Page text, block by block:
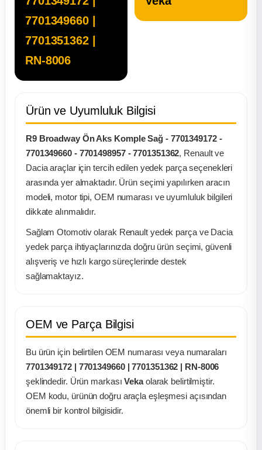
Parça
7701349660 |
7701351362 |
RN-8006
Ürün ve Uyumluluk Bilgisi
R9 Broadway Ön Aks Komple Sağ - 7701349172 -
7701349660 - 7701498957 - 7701351362, Renault ve
Dacia araçlar için tercih edilen yedek parça seçenekleri
arasında yer almaktadır. Ürün seçimi yapılırken aracın
modeli, motor tipi, OEM numarası ve uyumluluk bilgileri
dikkate alınmalıdır.
Sağlam Otomotiv olarak Renault yedek parça ve Dacia
yedek parça ihtiyaçlarınızda doğru ürün seçimi, güvenli
alışveriş ve hızlı kargo süreçlerinde destek
sağlamaktayız.
OEM ve Parça Bilgisi
Bu ürün için belirtilen OEM numarası veya numaraları
7701349172 | 7701349660 | 7701351362 | RN-8006
şeklindedir. Ürün markasıVekaolarak belirtilmiştir.
OEM kodu, ürünün doğru araçla eşleşmesi açısından
önemli bir kontrol bilgisidir.